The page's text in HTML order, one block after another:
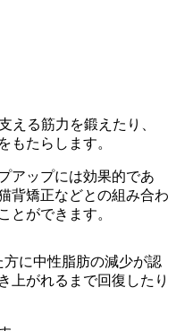
える筋力を鍛えたり、
もたらします。
アップには効果的であ
背矯正などとの組み合わ
とができます。
に中性脂肪の減少が認
上がれるまで回復したり